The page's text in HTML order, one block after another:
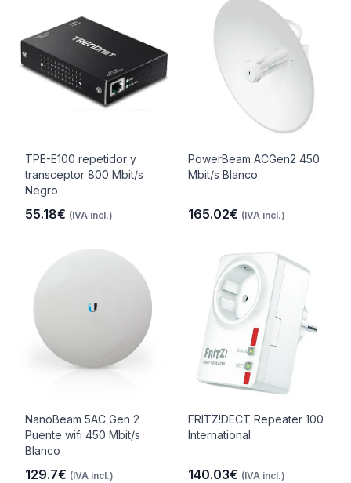
TPE-E100 repetidor y
transceptor 800 Mbit/s
Negro
55.18€ (IVA incl.)
PowerBeam ACGen2 450
Mbit/s Blanco
165.02€ (IVA incl.)
NanoBeam 5AC Gen 2
Puente wifi 450 Mbit/s
Blanco
129.7€ (IVA incl.)
FRITZ!DECT Repeater 100
International
140.03€ (IVA incl.)